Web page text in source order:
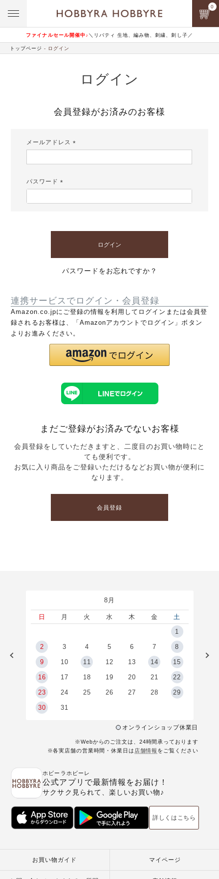
ファイナルセール開催中♪ ＼リバティ 生地、編み物、刺繍、刺し子／
0
トップページ ログイン
ログイン
会員登録がお済みのお客様
メールアドレス
パスワード
ログイン
パスワードをお忘れですか？
連携サービスでログイン・会員登録
Amazon.co.jpにご登録の情報を利用してログインまたは会員登
録されるお客様は、「Amazonアカウントでログイン」ボタン
よりお進みください。
まだご登録がお済みでないお客様
会員登録をしていただきますと、二度目のお買い物時にと
ても便利です。
お気に入り商品をご登録いただけるなどお買い物が便利に
なります。
会員登録
8月
日 月 火 水 木 金
土
1
2 3 4 5 6 7 8
9 10 11 12 13 14 15
16 17 18 19 20 21 22
23 24 25 26 27 28 29
30 31
オンラインショップ休業日
※Webからのご注文は、24時間承っております
※各実店舗の営業時間・休業日は 店舗情報 をご覧ください
ホビーラホビーレ
公式アプリで最新情報をお届け！
サクサク見られて、楽しいお買い物♪
詳しくはこちら
お買い物ガイド マイページ